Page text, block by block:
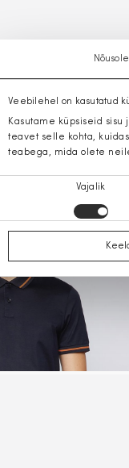
Veebilehel on kasutatud
Kasutame küpsiseid
teavet selle kohta,
teabega, mida olete
Vajalik